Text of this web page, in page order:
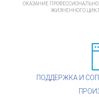
ОКАЗАНИЕ
ЖИЗНЕННОГО
ПОДДЕРЖКА И